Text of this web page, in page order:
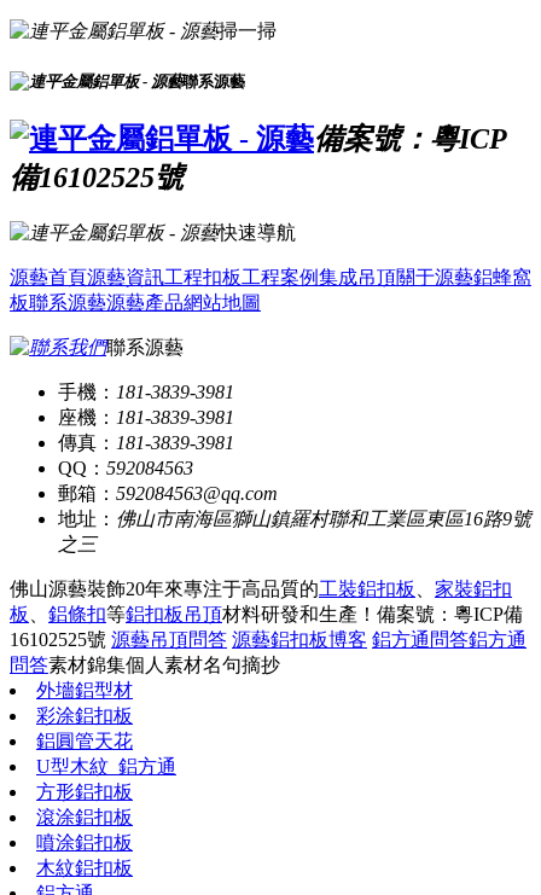
掃一掃
聯系源藝
備案號：粵ICP
備16102525號
快速導航
源藝首頁源藝資訊工程扣板工程案例集成吊頂關于源藝鋁蜂窩
板聯系源藝源藝產品網站地圖
聯系源藝
手機： 181-3839-3981
座機： 181-3839-3981
傳真： 181-3839-3981
QQ： 592084563
郵箱： 592084563@qq.com
地址： 佛山市南海區獅山鎮羅村聯和工業區東區16路9號
之三
佛山源藝裝飾20年來專注于高品質的工裝鋁扣板
家裝鋁扣
板
鋁條扣等鋁扣板吊頂材料研發和生產！ 備案號：粵ICP備
16102525號 源藝吊頂問答 源藝鋁扣板博客 鋁方通問答鋁方通
問答素材錦集個人素材名句摘抄
外墻鋁型材
彩涂鋁扣板
鋁圓管天花
U型木紋_鋁方通
方形鋁扣板
滾涂鋁扣板
噴涂鋁扣板
木紋鋁扣板